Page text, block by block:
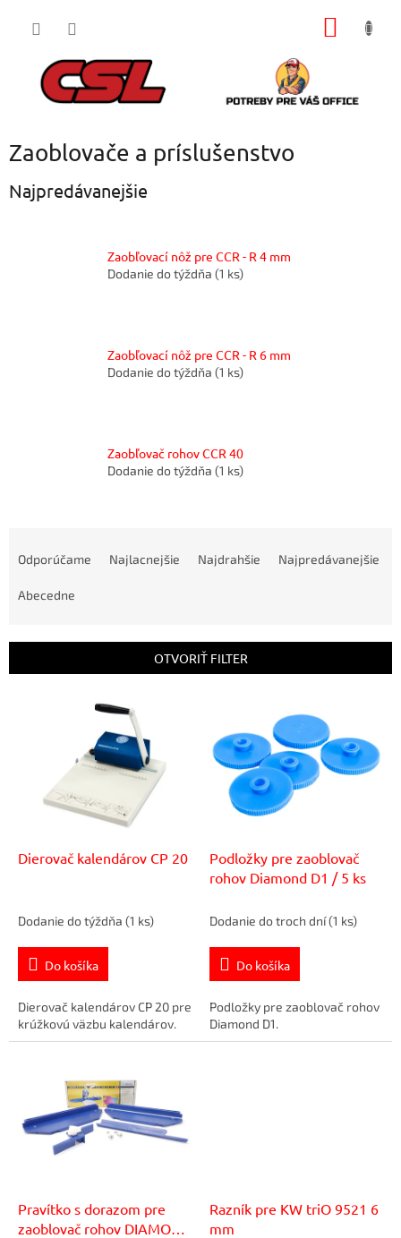
Zaoblovače a príslušenstvo
Najpredávanejšie
Zaobľovací nôž pre CCR - R 4 mm
Dodanie do týždňa (1 ks)
Zaobľovací nôž pre CCR - R 6 mm
Dodanie do týždňa (1 ks)
Zaobľovač rohov CCR 40
Dodanie do týždňa (1 ks)
p
Odporúčame Najlacnejšie Najdrahšie Najpredávanejšie
Abecedne
OTVORIŤ FILTER
Dierovač kalendárov CP 20
Dodanie do týždňa (1 ks)
Do košíka
Dierovač kalendárov CP 20 pre
krúžkovú väzbu kalendárov.
Podložky pre zaoblovač
rohov Diamond D1 / 5 ks
Dodanie do troch dní(1 ks)
Do košíka
Podložky pre zaoblovač rohov
Diamond D1.
Pravítko s dorazom pre
zaoblovač rohov DIAMOND
Razník pre KW triO 9521 6
mm